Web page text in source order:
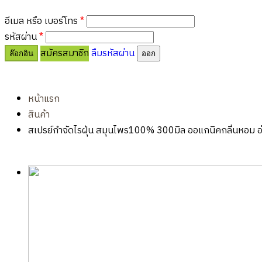
อีเมล หรือ เบอร์โทร*
รหัสผ่าน*
ล๊อกอิน สมัครสมาชิกลืมรหัสผ่าน ออก
หน้าแรก
สินค้า
สเปรย์กำจัดไรฝุ่น สมุนไพร100% 300มิล ออแกนิคกลิ่นหอม